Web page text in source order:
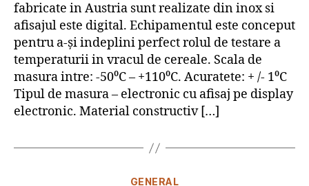
fabricate in Austria sunt realizate din inox si
afisajul este digital. Echipamentul este conceput
pentru a-și indeplini perfect rolul de testare a
temperaturii in vracul de cereale. Scala de
masura intre: -50⁰C – +110⁰C. Acuratete: + /- 1⁰C
Tipul de masura – electronic cu afisaj pe display
electronic. Material constructiv […]
Categorii
GENERAL